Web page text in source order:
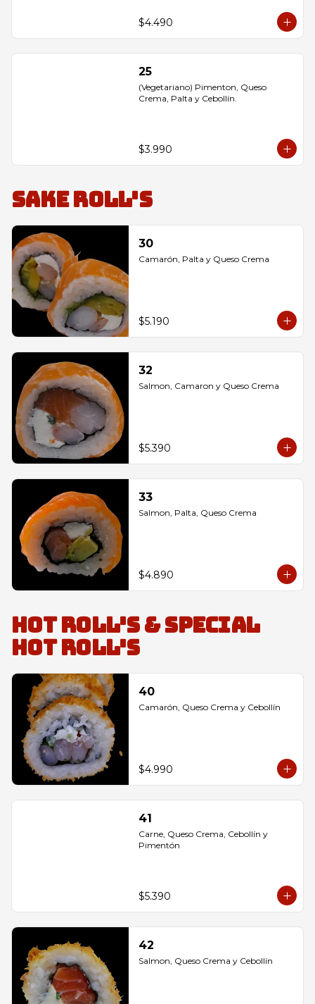
$4.490
25
(Vegetariano) Pimenton, Queso
Crema, Palta y Cebollín.
$3.990
Sake Roll's
30
Camarón, Palta y Queso Crema
$5.190
32
Salmon, Camaron y Queso Crema
$5.390
33
Salmon, Palta, Queso Crema
$4.890
Hot Roll's & Special
Hot Roll's
40
Camarón, Queso Crema y Cebollín
$4.990
41
Carne, Queso Crema, Cebollín y
Pimentón
$5.390
42
Salmon, Queso Crema y Cebollín